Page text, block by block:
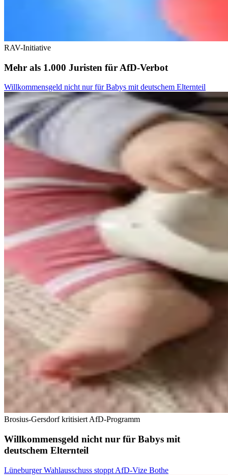
RAV-Initiative
Mehr als 1.000 Juristen für AfD-Verbot
Willkommensgeld nicht nur für Babys mit deutschem Elternteil
Brosius-Gersdorf kritisiert AfD-Programm
Willkommensgeld nicht nur für Babys mit
deutschem Elternteil
Lüneburger Wahlausschuss stoppt AfD-Vize Bothe